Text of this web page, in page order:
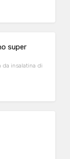
super
da insalatina di